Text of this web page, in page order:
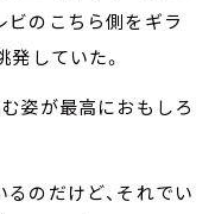
ビのこちら側をギラ
発していた。
姿が最高におもしろ
のだけど、それでい